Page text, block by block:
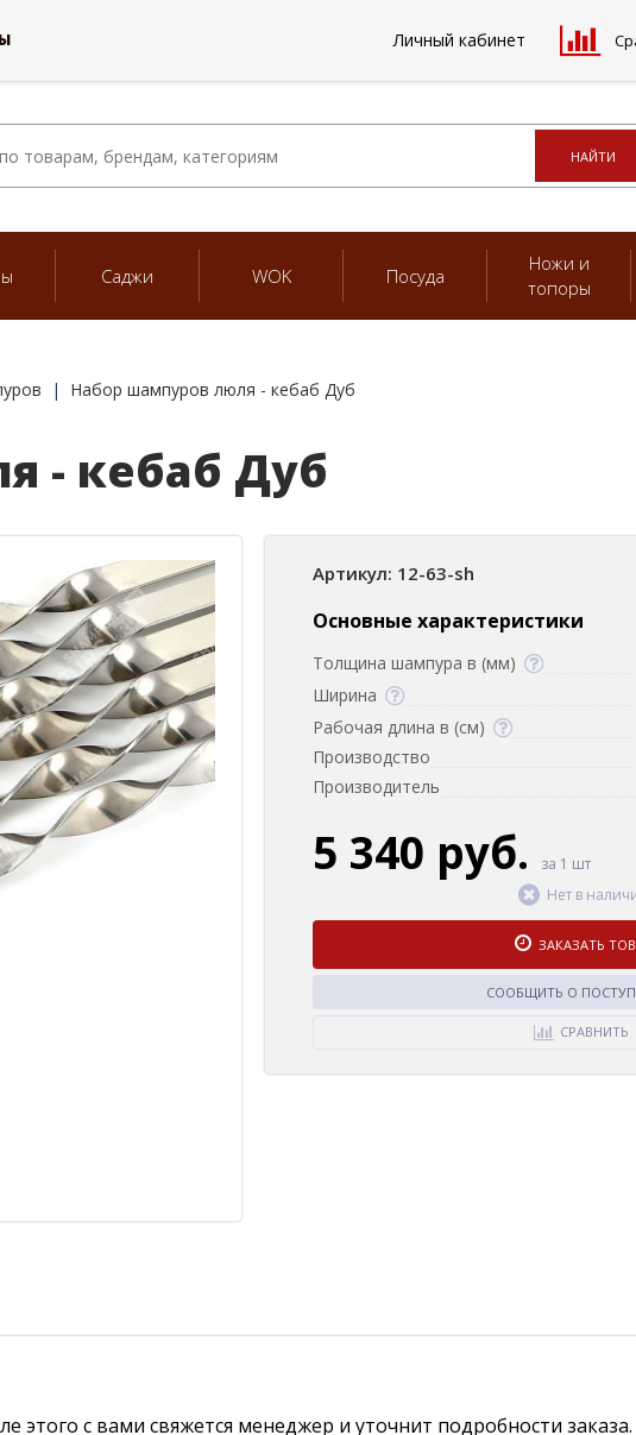
Саджи WOK Посуда
Ножи и
топоры
Набор шампуров люля - кебаб Дуб
- кебаб Дуб
Артикул: 12-63-sh
Основные характеристики
Толщина шампура в (мм)
Ширина
Рабочая длина в (см)
Производство
Производитель
5 340 руб.
за 1 шт
Нет в
ЗАКАЗАТЬ
СООБЩИТЬ О
СРАВНИТЬ
этого с вами свяжется менеджер и уточнит подробности заказа.
Личный кабинет